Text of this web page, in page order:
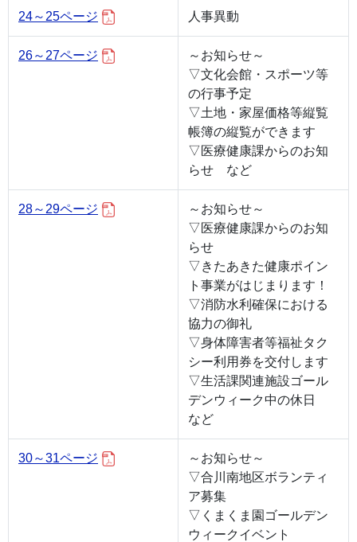
24～25ページ 人事異動
26～27ページ
～お知らせ～
▽文化会館・スポーツ等
の行事予定
▽土地・家屋価格等縦覧
帳簿の縦覧ができます
▽医療健康課からのお知
らせ など
28～29ページ
～お知らせ～
▽医療健康課からのお知
らせ
▽きたあきた健康ポイン
ト事業がはじまります！
▽消防水利確保における
協力の御礼
▽身体障害者等福祉タク
シー利用券を交付します
▽生活課関連施設ゴール
デンウィーク中の休日
など
30～31ページ
～お知らせ～
▽合川南地区ボランティ
ア募集
▽くまくま園ゴールデン
ウィークイベント